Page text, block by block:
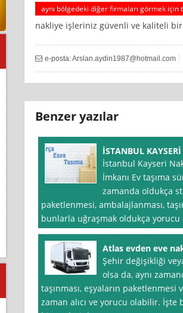
aynı bölgedeki diğer firmaları görmek için
nakliye işleriniz güvenli ve kaliteli bir
e-posta:Arslan.aydin1987@hotmail.com
Benzer yazılar
İSTANBUL
İstanbul Kayseri
İmkanı Ev taşıma
zamanda oldukça
paketlenmesi, ambalajlanması,
bunlarla uğraşmak oldukça
Atlas evden eve
Şehir değişikliği
olsa da, aynı
taşınması, eşyaların
zaman alıcı ve yorucu olabilir.